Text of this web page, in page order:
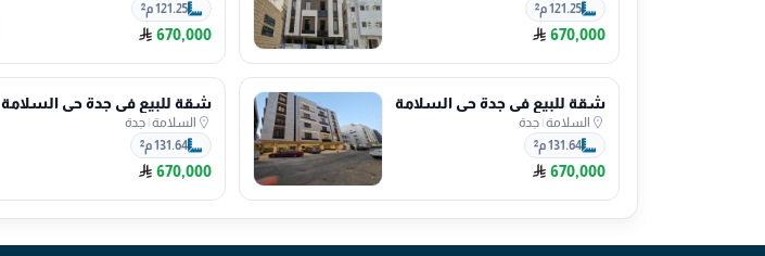
121.25 م²
670,000
121.25 م²
670,000
شقة للبيع في جدة حي السلامة
السلامة| جدة
131.64 م²
670,000
شقة للبيع في جدة حي السلامة
السلامة| جدة
131.64 م²
670,000